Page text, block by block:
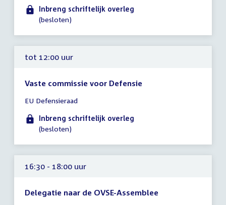
12:00
uur
Inbreng schriftelijk overleg
(besloten)
tot 12:00 uur
Vaste commissie voor Defensie
vergadering
tot
12:00
EU Defensieraad
Inbreng schriftelijk overleg
(besloten)
16:30 - 18:00 uur
Delegatie naar de OVSE-Assemblee